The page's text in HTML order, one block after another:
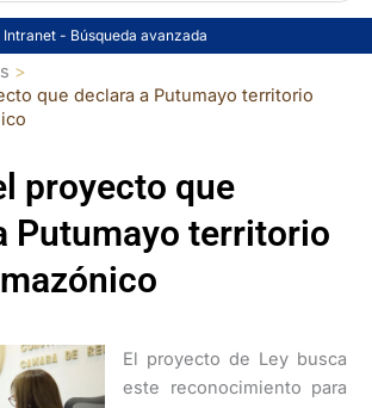
Intranet - Búsqueda avanzada
que declara a Putumayo territorio
proyecto que
Putumayo territorio
El proyecto de Ley busca
este reconocimiento para